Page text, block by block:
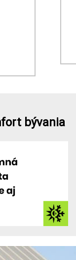
bývania